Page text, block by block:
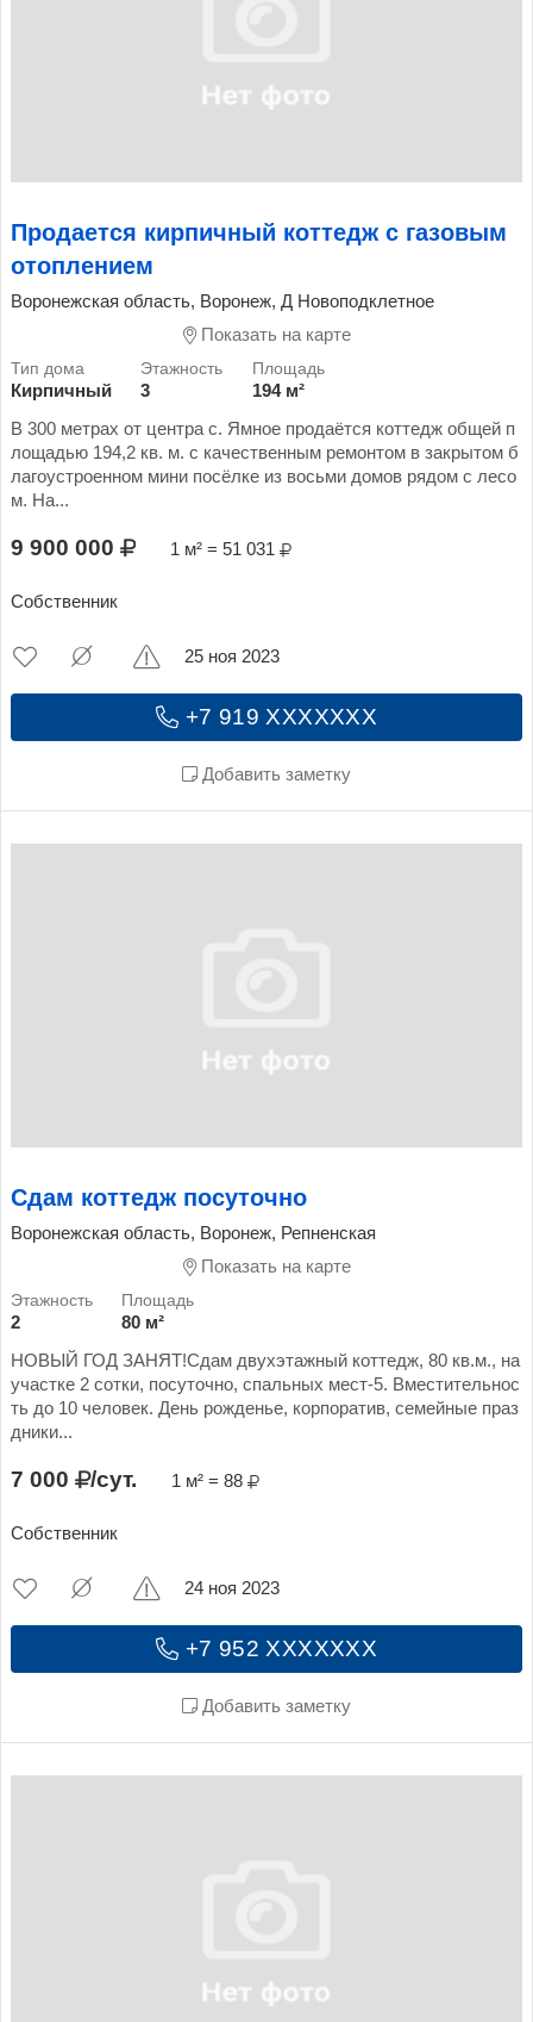
Продается кирпичный коттедж с газовым
отоплением
Воронежская область, Воронеж, Д Новоподклетное
Показать на карте
Кирпичный 3
194 м²
В 300 метрах от центра с. Ямное продаётся коттедж общей п
лощадью 194,2 кв. м. с качественным ремонтом в закрытом б
лагоустроенном мини посёлке из восьми домов рядом с лесо
м. На...
9 900 000 1 м² = 51 031
Собственник
+7 919 XXXXXXX
Добавить заметку
25 ноя 2023
Сдам коттедж посуточно
Воронежская область, Воронеж, Репненская
Показать на карте
2
80 м²
НОВЫЙ ГОД ЗАНЯТ!Сдам двухэтажный коттедж, 80 кв.м., на
участке 2 сотки, посуточно, спальных мест-5. Вместительнос
ть до 10 человек. День рожденье, корпоратив, семейные праз
дники...
7 000 /сут. 1 м² = 88
Собственник
+7 952 XXXXXXX
Добавить заметку
24 ноя 2023